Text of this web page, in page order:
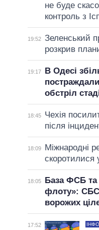
не буде
контроль з
19:52 Зеленський
розкрив
19:17
В Одесі
обстріл
18:45
Чехія
після
18:09
Міжнародні
скоротилися
18:05
База ФСБ та
флоту»: СБС
ворожих
17:52